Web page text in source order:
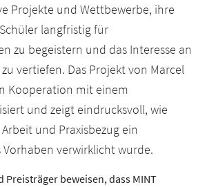
Projekte und Wettbewerbe, ihre
langfristig für
zu begeistern und das Interesse an
vertiefen. Das Projekt von Marcel
Kooperation mit einem
und zeigt eindrucksvoll, wie
und Praxisbezug ein
Vorhaben verwirklicht wurde.
beweisen, dass MINT